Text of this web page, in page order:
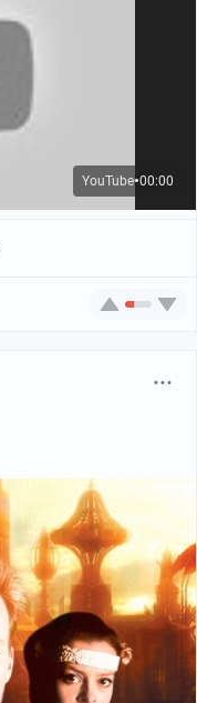
YouTube●00:00